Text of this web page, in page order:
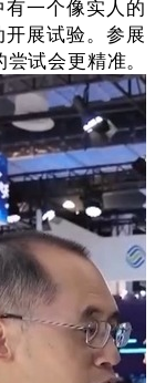
一个像实人的
展试验。参展
试会更精准。